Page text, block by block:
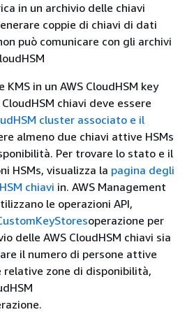
in un archivio delle chiavi
coppie di chiavi di dati
può comunicare con gli archivi
KMS in un AWS CloudHSM key
chiavi deve essere
cluster associato e il
almeno due chiavi attive HSMs
Per trovare lo stato e il
HSMs, visualizza la pagina degli
chiavi in. AWS Management
le operazioni API,
operazione per
delle AWS CloudHSM chiavi sia
il numero di persone attive
relative zone di disponibilità,